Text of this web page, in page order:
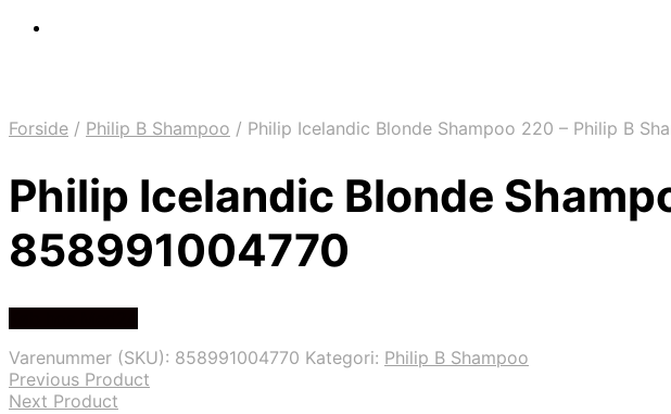
Forside / Philip B Shampoo / Philip Icelandic Blonde Shampoo 220 – Philip B
Philip Icelandic Blonde
858991004770
Varenummer (SKU): 858991004770 Kategori: Philip B Shampoo
Previous Product
Next Product